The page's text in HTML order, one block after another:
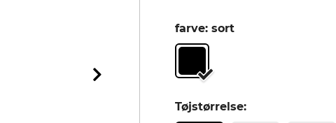
farve: sort
Tøjstørrelse: